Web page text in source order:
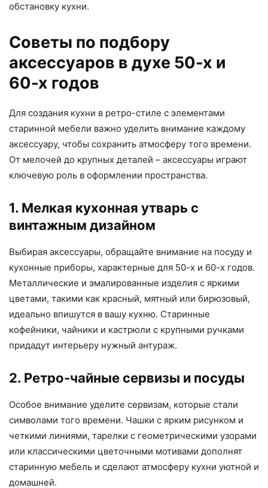
обстановку кухни.
Советы по подбору
аксессуаров в духе 50-х и
60-х годов
Для создания кухни в ретро-стиле с элементами
старинной мебели важно уделить внимание каждому
аксессуару, чтобы сохранить атмосферу того времени.
От мелочей до крупных деталей – аксессуары играют
ключевую роль в оформлении пространства.
1. Мелкая кухонная утварь с
винтажным дизайном
Выбирая аксессуары, обращайте внимание на посуду и
кухонные приборы, характерные для 50-х и 60-х годов.
Металлические и эмалированные изделия с яркими
цветами, такими как красный, мятный или бирюзовый,
идеально впишутся в вашу кухню. Старинные
кофейники, чайники и кастрюли с крупными ручками
придадут интерьеру нужный антураж.
2. Ретро-чайные сервизы и посуды
Особое внимание уделите сервизам, которые стали
символами того времени. Чашки с ярким рисунком и
четкими линиями, тарелки с геометрическими узорами
или классическими цветочными мотивами дополнят
старинную мебель и сделают атмосферу кухни уютной и
домашней.